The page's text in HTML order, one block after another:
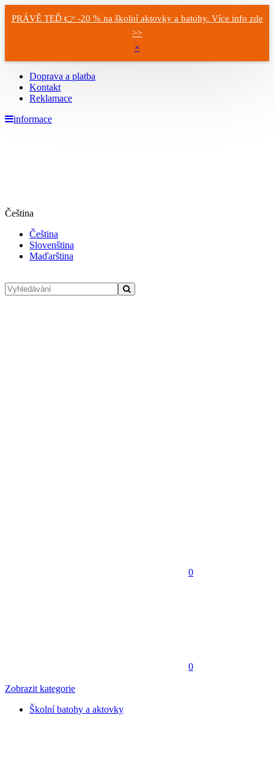
PRÁVĚ TEĎ 👉 -20 % na školní aktovky a batohy. Více info zde
>>
×
Doprava a platba
Kontakt
Reklamace
informace
Čeština
Čeština
Slovenština
Maďarština
0
0
Zobrazit kategorie
Školní batohy a aktovky